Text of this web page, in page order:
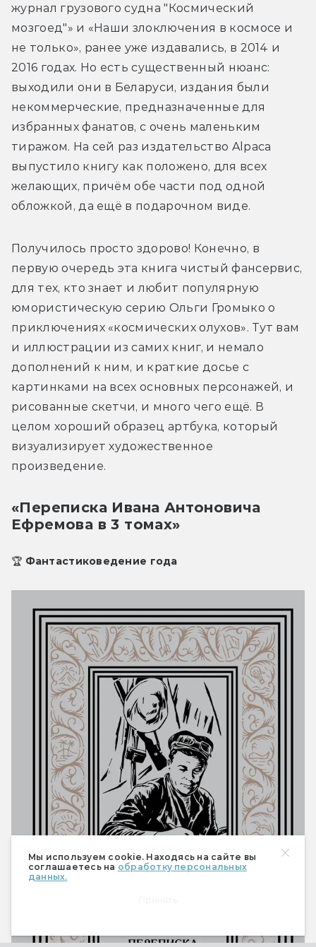
Мы используем cookie. Находясь на сайте вы
соглашаетесь на обработку персональных
данных.
журнал грузового судна "Космический
мозгоед"» и «Наши злоключения в космосе и
не только», ранее уже издавались, в 2014 и
2016 годах
выходили они в Беларуси, издания были
некоммерческие, предназначенные для
избранных фанатов, с очень маленьким
тиражом. На сей раз издательство Alpaca
выпустило книгу как положено, для всех
желающих, причём обе части под одной
обложкой, да ещё в подарочном виде.
Получилось просто здорово! Конечно, в
первую очередь эта книга чистый фансервис,
для тех, кто знает и любит популярную
юмористическую серию Ольги Громыко о
приключениях «космических олухов». Тут вам
и иллюстрации из самих книг, и немало
дополнений к ним, и краткие досье с
картинками на всех основных персонажей, и
рисованные скетчи, и много чего ещё. В
целом хороший образец артбука, который
визуализирует художественное
произведение.
«Переписка Ивана Антоновича
Ефремова в 3 томах»
🏆 Фантастиковедение года